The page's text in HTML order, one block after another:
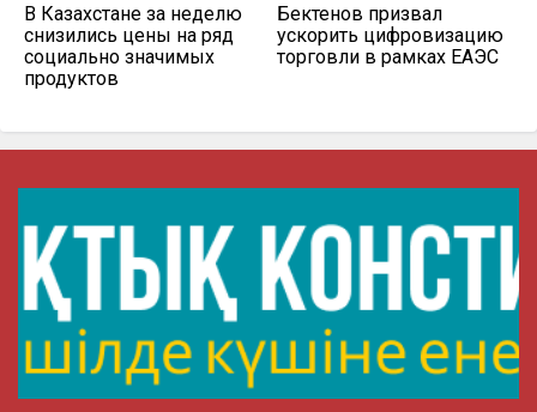
В Казахстане за неделю
снизились цены на ряд
социально значимых
продуктов
Бектенов призвал
ускорить цифровизацию
торговли в рамках ЕАЭС